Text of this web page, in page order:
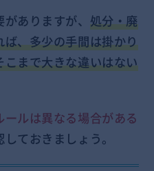
ありますが、 処分・廃
、多少の手間は掛かり
まで大きな違いはない
ルは異なる場合がある
ておきましょう。